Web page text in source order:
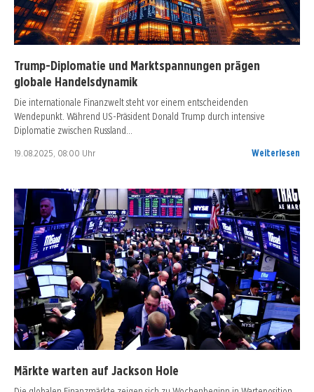
Trump-Diplomatie und Marktspannungen prägen
globale Handelsdynamik
Die internationale Finanzwelt steht vor einem entscheidenden
Wendepunkt. Während US-Präsident Donald Trump durch intensive
Diplomatie zwischen Russland…
19.08.2025, 08:00 Uhr Weiterlesen
Märkte warten auf Jackson Hole